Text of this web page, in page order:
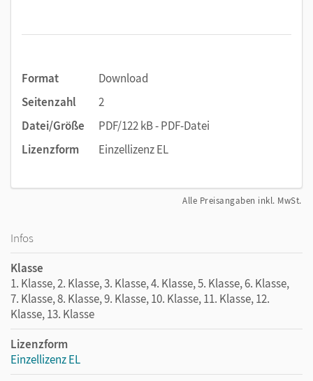
Format
Download
Seitenzahl
2
Datei/Größe
PDF/122 kB - PDF-Datei
Lizenzform
Einzellizenz EL
Alle Preisangaben inkl. MwSt.
Infos
Klasse
1. Klasse, 2. Klasse, 3. Klasse, 4. Klasse, 5. Klasse, 6. Klasse,
7. Klasse, 8. Klasse, 9. Klasse, 10. Klasse, 11. Klasse, 12.
Klasse, 13. Klasse
Lizenzform
Einzellizenz EL